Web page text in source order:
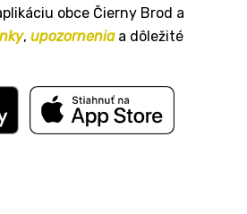
obce Čierny Brod a
, upozorneniaa dôležité